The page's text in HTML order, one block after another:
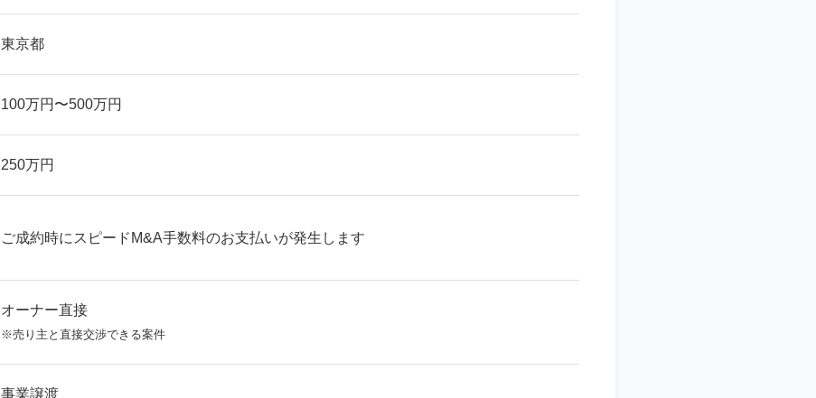
東京都
100万円〜500万円
250万円
ご成約時にスピードM&A手数料のお支払いが発生します
オーナー直接
※売り主と直接交渉できる案件
事業譲渡